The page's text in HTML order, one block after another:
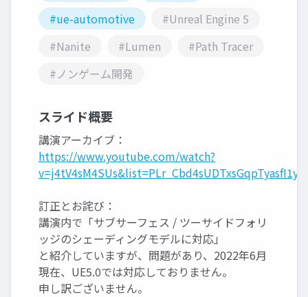
#ue-automotive
#Unreal Engine 5
#Nanite
#Lumen
#Path Tracer
#ノンゲーム開発
スライド概要
講演アーカイブ：
https://www.youtube.com/watch?
訂正とお詫び：
講演内で「サブサーフェス / ツーサイドフォリ
ッジのシェーディングモデルに対応」
と紹介していますが、問題があり、2022年6月
現在、UE5.0では対応しておりません。
申し訳ございません。